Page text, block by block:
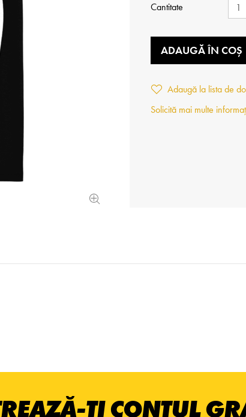
Cantitate
ADAUGĂ ÎN COȘ
Adaugă la lista de
Solicită mai multe
ȚI CONTUL